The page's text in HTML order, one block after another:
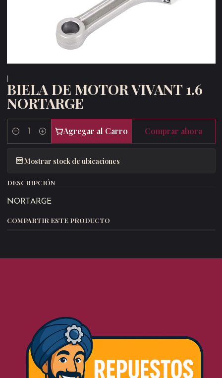
BIELA DE MOTOR VIVANT 1.6
NORTARGE
Cantidad
Agregar al Carro Comprar ahora
Mostrar stock de ubicaciones
DESCRIPCIÓN
NORTARGE
COMPARTIR ESTE PRODUCTO